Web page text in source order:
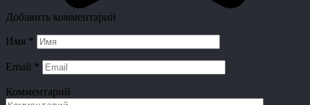
Добавить комментарий
Имя *
Email *
Комментарий